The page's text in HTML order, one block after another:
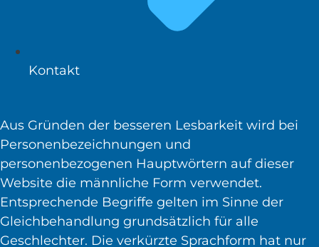
Kontakt
Aus Gründen der besseren Lesbarkeit wird bei
Personenbezeichnungen und
personenbezogenen Hauptwörtern auf dieser
Website die männliche Form verwendet.
Entsprechende Begriffe gelten im Sinne der
Gleichbehandlung grundsätzlich für alle
Geschlechter. Die verkürzte Sprachform hat nur